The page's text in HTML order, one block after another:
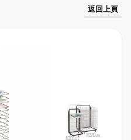
返回上頁